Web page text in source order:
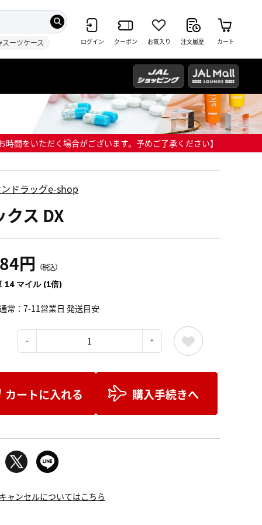
スーツケース ログイン クーポン お気入り 注文履歴 カート
間をいただく場合がございます。予めご了承ください】
ドラッグe-shop
クス DX
円 （税込）
14 マイル (1倍)
常：7-11営業日 発送目安
カートに入れる 購入手続きへ
ャンセルについてはこちら